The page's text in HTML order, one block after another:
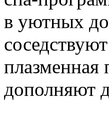
в уютных
плазменная
дополняют